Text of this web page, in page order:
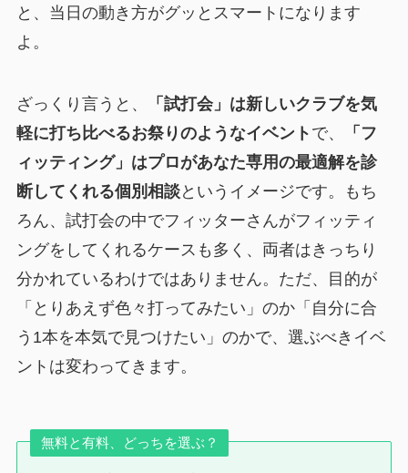
と、当日の動き方がグッとスマートになります
よ。
ざっくり言うと、
「試打会」は新しいクラブを気
軽に打ち比べるお祭りのようなイベント で、
「フ
ィッティング」はプロがあなた専用の最適解を診
断してくれる個別相談というイメージです。もち
ろん、試打会の中でフィッターさんがフィッティ
ングをしてくれるケースも多く、両者はきっちり
分かれているわけではありません。ただ、目的が
「とりあえず色々打ってみたい」のか「自分に合
う1本を本気で見つけたい」のかで、選ぶべきイベ
ントは変わってきます。
無料と有料、どっちを選ぶ？